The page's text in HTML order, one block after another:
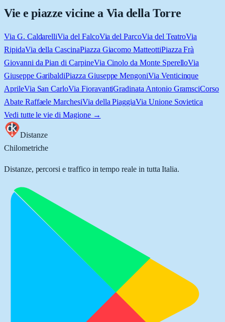
Vie e piazze vicine a Via della Torre
Via G. CaldarelliVia del FalcoVia del ParcoVia del TeatroVia
RipidaVia della CascinaPiazza Giacomo MatteottiPiazza Frà
Giovanni da Pian di CarpineVia Cinolo da Monte SperelloVia
Giuseppe GaribaldiPiazza Giuseppe MengoniVia Venticinque
AprileVia San CarloVia FioravantiGradinata Antonio GramsciCorso
Abate Raffaele MarchesiVia della PiaggiaVia Unione Sovietica
Vedi tutte le vie di Magione→
Distanze
Chilometriche
Distanze, percorsi e traffico in tempo reale in tutta Italia.